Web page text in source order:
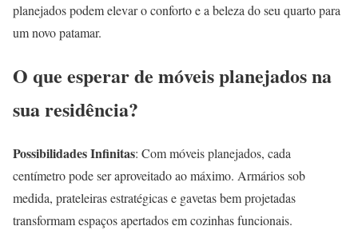
planejados podem elevar o conforto e a beleza do seu quarto para
um novo patamar.
O que esperar de móveis planejados na
sua residência?
Possibilidades Infinitas: Com móveis planejados, cada
centímetro pode ser aproveitado ao máximo. Armários sob
medida, prateleiras estratégicas e gavetas bem projetadas
transformam espaços apertados em cozinhas funcionais.